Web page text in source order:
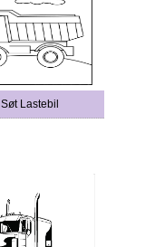
Søt Lastebil